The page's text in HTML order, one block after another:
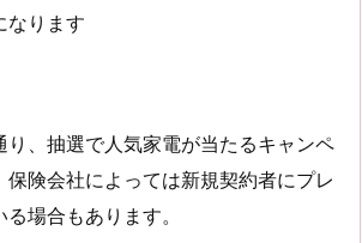
なります
り、抽選で人気家電が当たるキャンペ
保険会社によっては新規契約者にプレ
場合もあります。